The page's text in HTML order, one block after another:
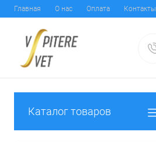
Главная О нас Оплата Контакты
Каталог товаров